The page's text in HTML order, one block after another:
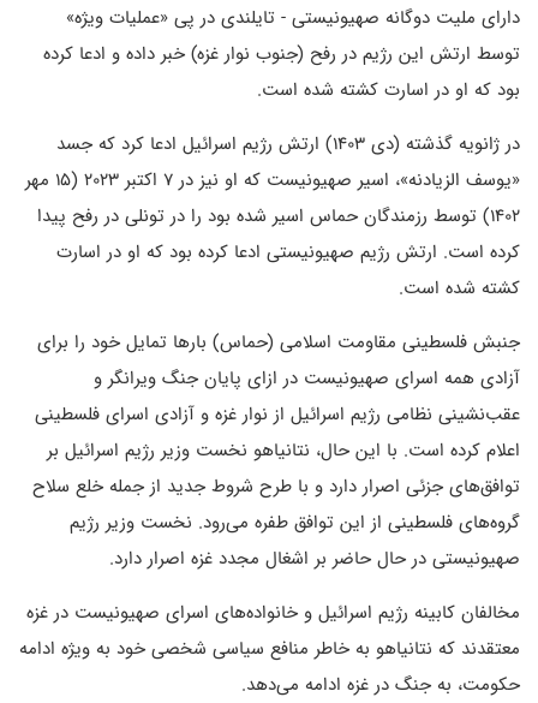
دارای ملیت دوگانه صهیونیستی - تایلندی در پی «عملیات ویژه»
توسط ارتش این رژیم در رفح (جنوب نوار غزه) خبر داده و ادعا کرده
بود که او در اسارت کشته شده است.
در ژانویه گذشته (دی ۱۴۰۳) ارتش رژیم اسرائیل ادعا کرد که جسد
«یوسف الزیادنه»، اسیر صهیونیست که او نیز در ۷ اکتبر ۲۰۲۳ (۱۵ مهر
۱۴۰۲) توسط رزمندگان حماس اسیر شده بود را در تونلی در رفح پیدا
کرده است. ارتش رژیم صهیونیستی ادعا کرده بود که او در اسارت
کشته شده است.
جنبش فلسطینی مقاومت اسلامی (حماس) بارها تمایل خود را برای
آزادی همه اسرای صهیونیست در ازای پایان جنگ ویرانگر و
عقب‌نشینی نظامی رژیم اسرائیل از نوار غزه و آزادی اسرای فلسطینی
اعلام کرده است. با این حال، نتانیاهو نخست وزیر رژیم اسرائیل بر
توافق‌های جزئی اصرار دارد و با طرح شروط جدید از جمله خلع سلاح
گروه‌های فلسطینی از این توافق طفره می‌رود. نخست وزیر رژیم
صهیونیستی در حال حاضر بر اشغال مجدد غزه اصرار دارد.
مخالفان کابینه رژیم اسرائیل و خانواده‌های اسرای صهیونیست در غزه
معتقدند که نتانیاهو به خاطر منافع سیاسی شخصی خود به ویژه ادامه
حکومت، به جنگ در غزه ادامه می‌دهد.